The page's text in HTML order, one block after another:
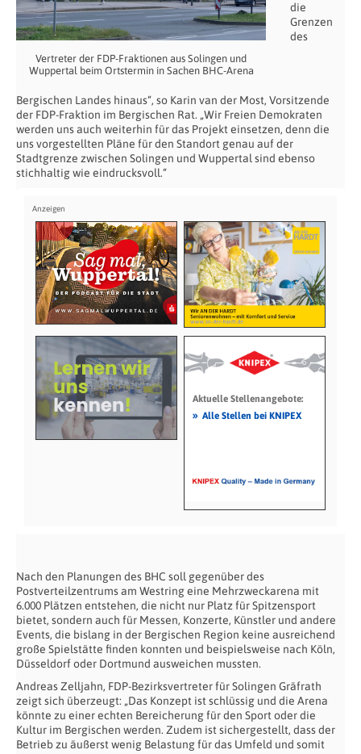
Vertreter der FDP-Fraktionen aus Solingen und
Wuppertal beim Ortstermin in Sachen BHC-Arena
die
Grenzen
des
Bergischen Landes hinaus“, so Karin van der Most, Vorsitzende
der FDP-Fraktion im Bergischen Rat. „Wir Freien Demokraten
werden uns auch weiterhin für das Projekt einsetzen, denn die
uns vorgestellten Pläne für den Standort genau auf der
Stadtgrenze zwischen Solingen und Wuppertal sind ebenso
stichhaltig wie eindrucksvoll.“
Aktuelle Stellenangebote:
» Alle Stellen bei KNIPEX
Nach den Planungen des BHC soll gegenüber des
Postverteilzentrums am Westring eine Mehrzweckarena mit
6.000 Plätzen entstehen, die nicht nur Platz für Spitzensport
bietet, sondern auch für Messen, Konzerte, Künstler und andere
Events, die bislang in der Bergischen Region keine ausreichend
große Spielstätte finden konnten und beispielsweise nach Köln,
Düsseldorf oder Dortmund ausweichen mussten.
Andreas Zelljahn, FDP-Bezirksvertreter für Solingen Gräfrath
zeigt sich überzeugt: „Das Konzept ist schlüssig und die Arena
könnte zu einer echten Bereicherung für den Sport oder die
Kultur im Bergischen werden. Zudem ist sichergestellt, dass der
Betrieb zu äußerst wenig Belastung für das Umfeld und somit